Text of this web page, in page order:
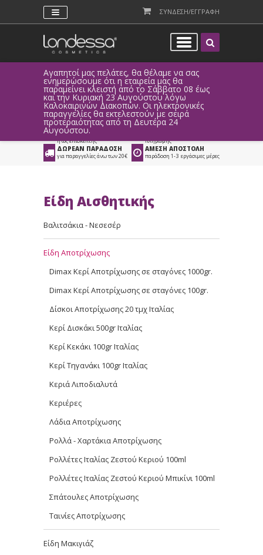
ΣΥΝΔΕΣΗ/ΕΓΓΡΑΦΗ
Αγαπητοί μας πελάτες, θα θέλαμε να σας
ενημερώσουμε ότι η εταιρεία μας θα
παραμείνει κλειστή από το Σάββατο 08 έως
και την Κυριακή 23 Αυγούστου λόγω
Καλοκαιρινών Διακοπών. Οι ηλεκτρονικές
παραγγελίες θα εκτελεστούν με σειρά
προτεραιότητας από τη Δευτέρα 24
Αυγούστου.
Προϊόντα > Είδη Αισθητικής
>
Είδη Αποτρίχωσης
ΑΜΕΣΗ ΣΥΝΔΕΣΗ
Facebook, Gmail
ή ως επισκέπτης
ΕΥΚΟΛΕΣ ΑΓΟΡΕΣ
πληρωμής
ΔΩΡΕΑΝ ΠΑΡΑΔΟΣΗ
για παραγγελίες άνω των 20€
ΑΜΕΣΗ ΑΠΟΣΤΟΛΗ
παράδοση 1-3 εργάσιμες μέρες
Είδη Αισθητικής
Βαλιτσάκια - Νεσεσέρ
Είδη Αποτρίχωσης
Dimax Κερί Αποτρίχωσης σε σταγόνες 1000gr.
Dimax Κερί Αποτρίχωσης σε σταγόνες 100gr.
Δίσκοι Αποτρίχωσης 20 τμχ Ιταλίας
Κερί Δισκάκι 500gr Ιταλίας
Κερί Κεκάκι 100gr Ιταλίας
Κερί Τηγανάκι 100gr Ιταλίας
Κεριά Λιποδιαλυτά
Κεριέρες
Λάδια Αποτρίχωσης
Ρολλά - Χαρτάκια Αποτρίχωσης
Ρολλέτες Ιταλίας Ζεστού Κεριού 100ml
Ρολλέτες Ιταλίας Ζεστού Κεριού Μπικίνι 100ml
Σπάτουλες Αποτρίχωσης
Ταινίες Αποτρίχωσης
Είδη Μακιγιάζ